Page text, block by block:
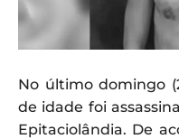
No último domingo
de idade foi
Epitaciolândia. De